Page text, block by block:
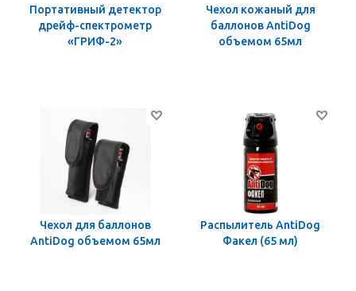
Портативный детектор
дрейф-спектрометр
«ГРИФ-2»
Чехол кожаный для
баллонов AntiDog
объемом 65мл
Чехол для баллонов
AntiDog объемом 65мл
Распылитель AntiDog
Факел (65 мл)